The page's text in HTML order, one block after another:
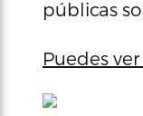
públicas
Puedes